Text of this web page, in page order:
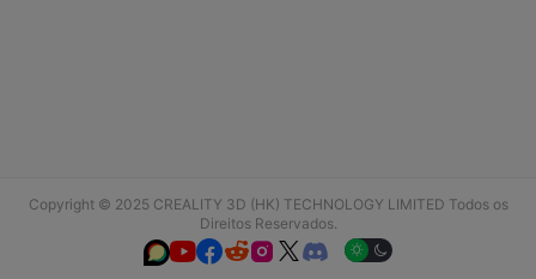
Copyright © 2025 CREALITY 3D (HK) TECHNOLOGY LIMITED Todos os
Direitos Reservados.
  